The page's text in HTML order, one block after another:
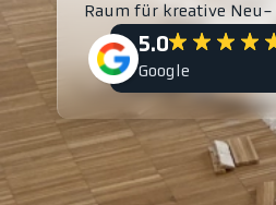
Raum für kreative Neu-
5.0
Google